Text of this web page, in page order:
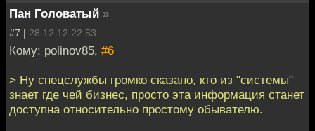
Пан Головатый »
#7 | 28.12.12 22:53
Кому: polinov85, #6
> Ну спецслужбы громко сказано, кто из "системы"
знает где чей бизнес, просто эта информация станет
доступна относительно простому обывателю.